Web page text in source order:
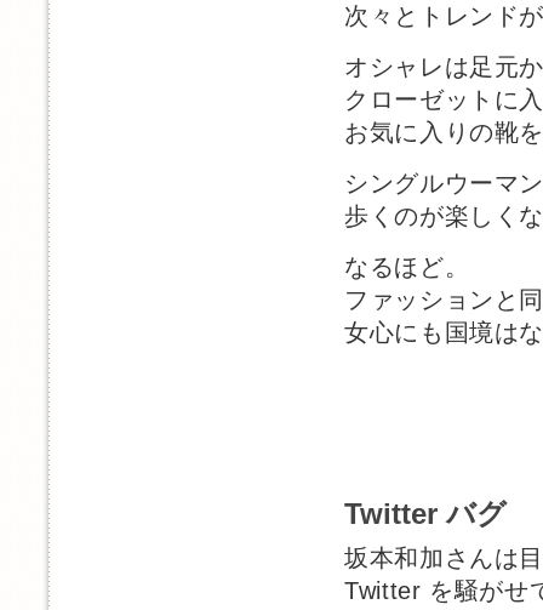
次々とトレンド
オシャレは足元
クローゼットに
お気に入りの靴
シングルウーマ
歩くのが楽しく
なるほど。
ファッションと
女心にも国境は
Twitter バグ
坂本和加さんは
Twitter を騒がせ